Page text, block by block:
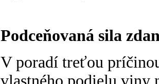
Podceňovaná sila
V poradí treťou